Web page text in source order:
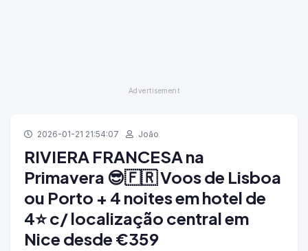
2026-01-21 21:54:07 João
RIVIERA FRANCESA na
Primavera 😎🇫🇷 Voos de Lisboa
ou Porto + 4 noites em hotel de
4⭐ c/ localização central em
Nice desde €359